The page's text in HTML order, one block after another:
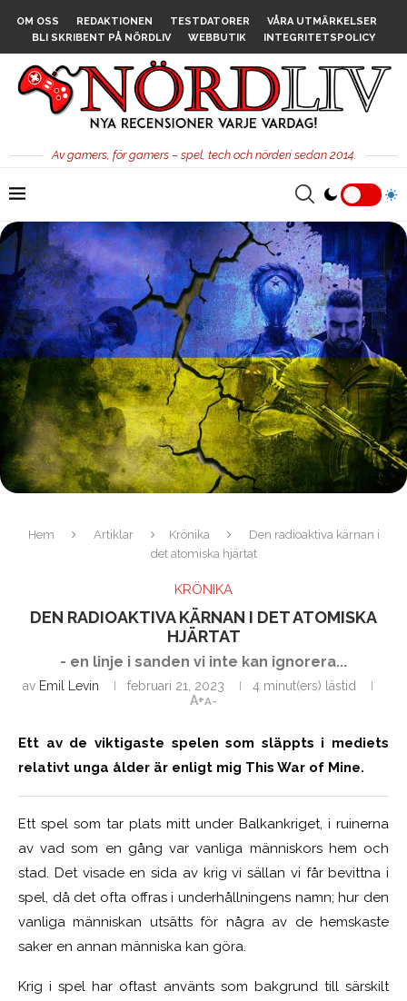
OM OSS REDAKTIONEN TESTDATORER
VÅRA UTMÄRKELSER
BLI SKRIBENT PÅ NÖRDLIV
WEBBUTIK INTEGRITETSPOLICY
Av gamers, för gamers – spel, tech och nörderi sedan 2014.
Hem Artiklar Krönika
Den radioaktiva kärnan i
det atomiska hjärtat
KRÖNIKA
DEN RADIOAKTIVA KÄRNAN I DET ATOMISKA
HJÄRTAT
- en linje i sanden vi inte kan ignorera...
av Emil Levin februari 21, 2023
4 minut(ers) lästid
A+A-
Ett av de viktigaste spelen som släppts i mediets
relativt unga ålder är enligt mig This War of Mine.
Ett spel som tar plats mitt under Balkankriget, i ruinerna
av vad som en gång var vanliga människors hem och
stad. Det visade en sida av krig vi sällan vi får bevittna i
spel, då det ofta offras i underhållningens namn; hur den
vanliga människan utsätts för några av de hemskaste
saker en annan människa kan göra.
Krig i spel har oftast använts som bakgrund till särskilt